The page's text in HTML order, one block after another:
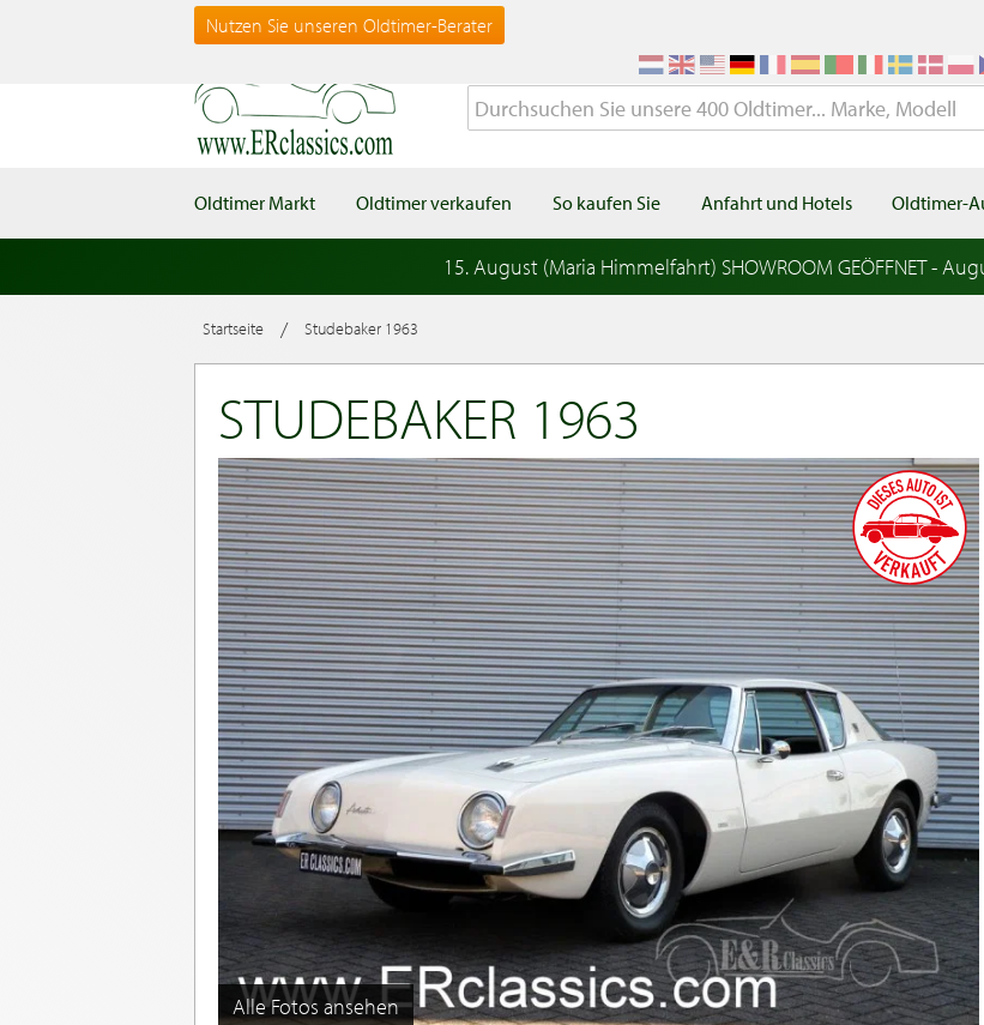
Nutzen Sie unseren Oldtimer-Berater
Oldtimer Markt Oldtimer verkaufen So kaufen Sie Anfahrt und Hotels Oldtimer-
15. August (Maria Himmelfahrt) SHOWROOM GEÖFFNET -
Startseite / Studebaker 1963
STUDEBAKER 1963
Alle Fotos ansehen